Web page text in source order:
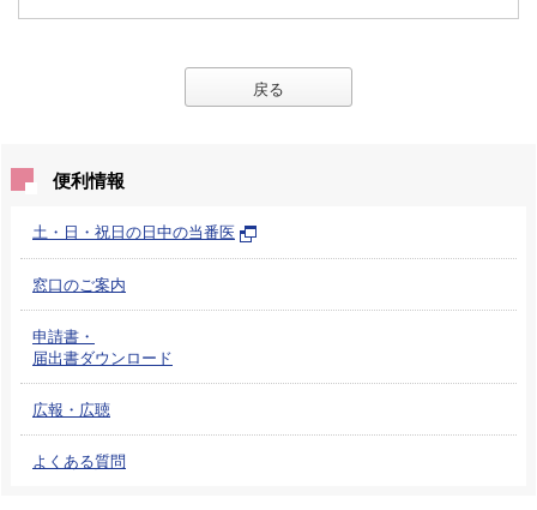
戻る
便利情報
土・日・祝日の日中の当番医
窓口のご案内
申請書・
届出書ダウンロード
広報・広聴
よくある質問